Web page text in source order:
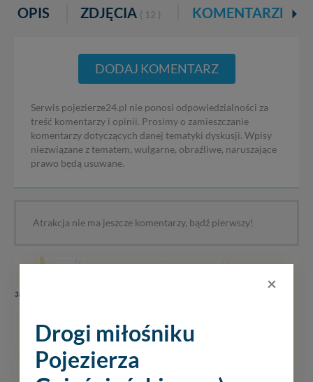
OPIS ZDJĘCIA ( 12 ) KOMENTARZE
DODAJ KOMENTARZ
Serwis pojezierze24.pl nie ponosi odpowiedzialności za
treść komentarzy i opinii. Prosimy o zamieszczanie
komentarzy dotyczących danej tematyki dyskusji. Wpisy
niezwiązane z tematem, wulgarne, obraźliwe, naruszające
prawo będą usuwane.
Atrakcja nie ma jeszcze komentarzy, bądź pierwszy!
×
Drogi miłośniku
Pojezierza